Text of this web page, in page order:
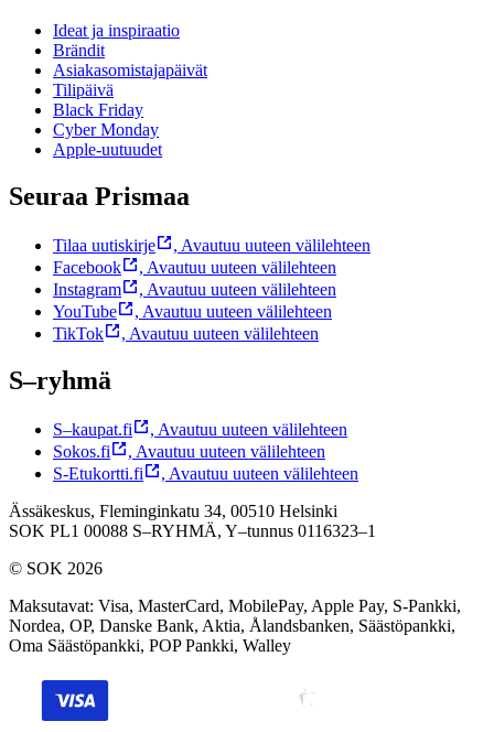
Ideat ja inspiraatio
Brändit
Asiakasomistajapäivät
Tilipäivä
Black Friday
Cyber Monday
Apple-uutuudet
Seuraa Prismaa
Tilaa uutiskirje , Avautuu uuteen välilehteen
Facebook
, Avautuu uuteen välilehteen
Instagram
, Avautuu uuteen välilehteen
YouTube
, Avautuu uuteen välilehteen
TikTok
, Avautuu uuteen välilehteen
S–ryhmä
S–kaupat.fi , Avautuu uuteen välilehteen
Sokos.fi
, Avautuu uuteen välilehteen
S-Etukortti.fi
, Avautuu uuteen välilehteen
Ässäkeskus, Fleminginkatu 34, 00510 Helsinki
SOK PL1 00088 S–RYHMÄ, Y–tunnus 0116323–1
© SOK 2026
Maksutavat: Visa, MasterCard, MobilePay, Apple Pay, S-Pankki,
Nordea, OP, Danske Bank, Aktia, Ålandsbanken, Säästöpankki,
Oma Säästöpankki, POP Pankki, Walley